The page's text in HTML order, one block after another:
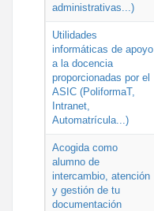
administrativas...)
Utilidades
informáticas de apoyo
a la docencia
proporcionadas por el
ASIC (PoliformaT,
Intranet,
Automatrícula...)
Acogida como
alumno de
intercambio, atención
y gestión de tu
documentación